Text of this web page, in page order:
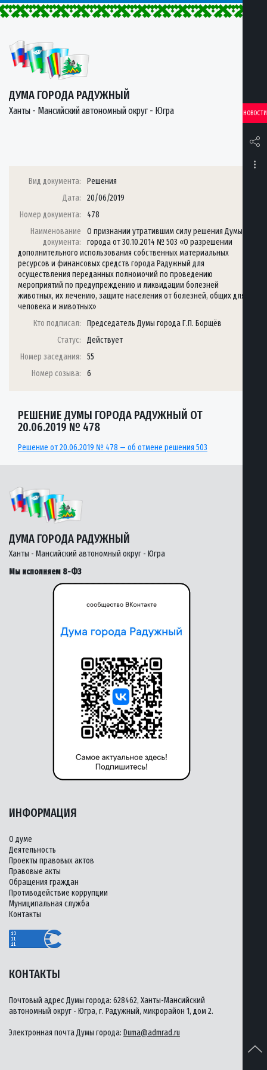
ДУМА ГОРОДА РАДУЖНЫЙ
Ханты - Мансийский автономный округ - Югра НОВОСТИ
Вид документа:
Решения
Дата:
20/06/2019
Номер документа:
478
Наименование
документа:
О признании утратившим силу решения Думы
города от 30.10.2014 № 503 «О разрешении
дополнительного использования собственных материальных
ресурсов и финансовых средств города Радужный для
осуществления переданных полномочий по проведению
мероприятий по предупреждению и ликвидации болезней
животных, их лечению, защите населения от болезней, общих для
человека и животных»
Кто подписал:
Председатель Думы города Г.П. Борщёв
Статус:
Действует
Номер заседания:
55
Номер созыва:
6
РЕШЕНИЕ ДУМЫ ГОРОДА РАДУЖНЫЙ ОТ
20.06.2019 № 478
Решение от 20.06.2019 № 478 — об отмене решения 503
ДУМА ГОРОДА РАДУЖНЫЙ
Ханты - Мансийский автономный округ - Югра
Мы исполняем 8-ФЗ
КОНТАКТЫ
Почтовый адрес Думы города: 628462, Ханты-Мансийский
автономный округ - Югра, г. Радужный, микрорайон 1, дом 2.
Электронная почта Думы города: Duma@admrad.ru
ИНФОРМАЦИЯ
О думе
Деятельность
Проекты правовых актов
Правовые акты
Обращения граждан
Противодействие коррупции
Муниципальная служба
Контакты